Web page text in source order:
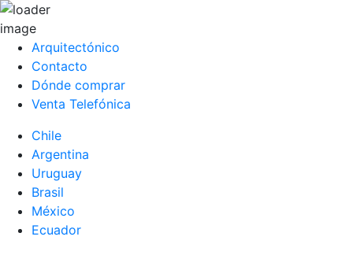
Arquitectónico
Contacto
Dónde comprar
Venta Telefónica
Chile
Argentina
Uruguay
Brasil
México
Ecuador